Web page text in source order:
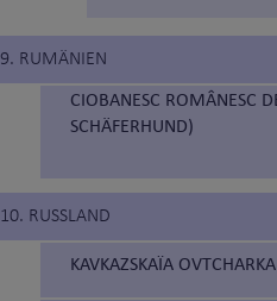
9. RUMÄNIEN
CIOBANESC ROMÂNESC
SCHÄFERHUND)
10. RUSSLAND
KAVKAZSKAÏA